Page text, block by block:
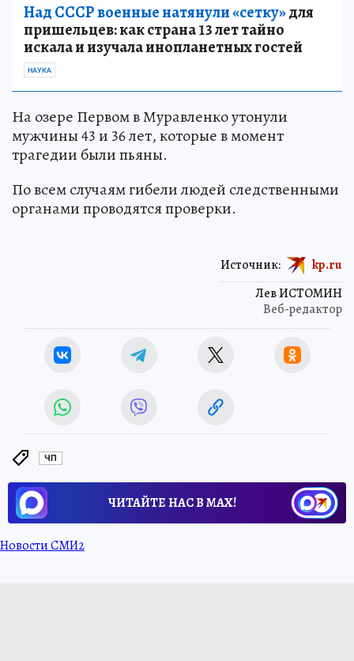
Над СССР военные натянули «сетку»для
пришельцев: как страна 13 лет тайно
искала и изучала инопланетных гостей
НАУКА
На озере Первом в Муравленко утонули
мужчины 43 и 36 лет, которые в момент
трагедии были пьяны.
По всем случаям гибели людей следственными
органами проводятся проверки.
Лев ИСТОМИН
Веб-редактор
Источник: kp.ru
ЧП
ЧИТАЙТЕ НАС В МАХ!
Новости СМИ2